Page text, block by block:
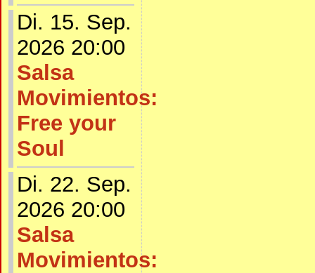
Di. 15. Sep.
2026 20:00
Salsa
Movimientos:
Free your
Soul
Di. 22. Sep.
2026 20:00
Salsa
Movimientos: